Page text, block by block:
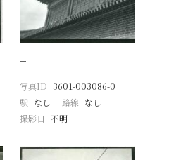
−
写真ID 3601-003086-0
駅 なし 路線 なし
撮影日 不明